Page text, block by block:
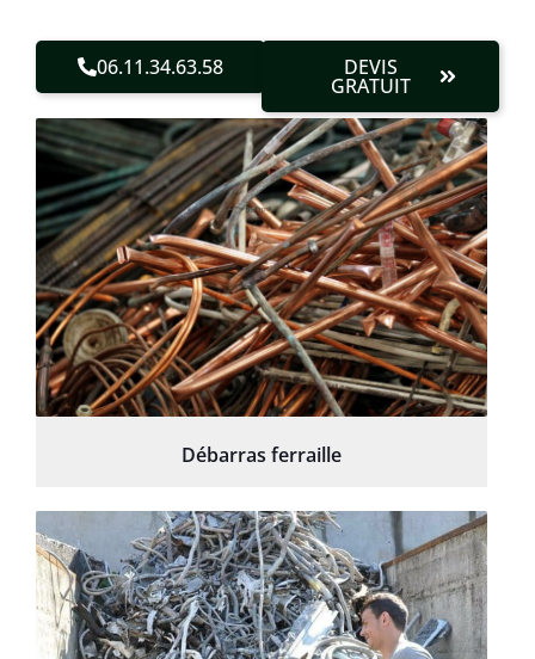
06.11.34.63.58 DEVIS
GRATUIT
Débarras ferraille